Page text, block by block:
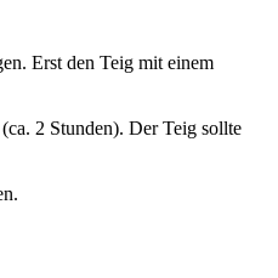
Erst den Teig mit einem
2 Stunden). Der Teig sollte